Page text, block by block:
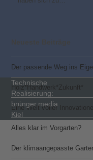
Der passende Weg ins
Holz*Handwerk*Zukunft*
Eine Welt voller
Alles klar im Vorgarten?
Der klimaangepasste
Technische
Realisierung:
brünger.media
Kiel